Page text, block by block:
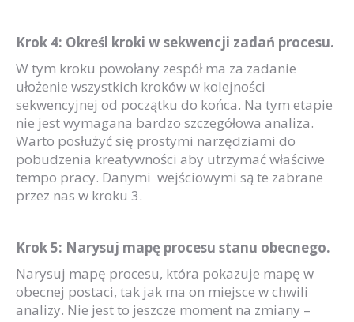
Krok 4: Określ kroki w sekwencji zadań procesu.
W tym kroku powołany zespół ma za zadanie
ułożenie wszystkich kroków w kolejności
sekwencyjnej od początku do końca. Na tym etapie
nie jest wymagana bardzo szczegółowa analiza.
Warto posłużyć się prostymi narzędziami do
pobudzenia kreatywności aby utrzymać właściwe
tempo pracy. Danymi wejściowymi są te zabrane
przez nas w kroku 3.
Krok 5: Narysuj mapę procesu stanu obecnego.
Narysuj mapę procesu, która pokazuje mapę w
obecnej postaci, tak jak ma on miejsce w chwili
analizy. Nie jest to jeszcze moment na zmiany –